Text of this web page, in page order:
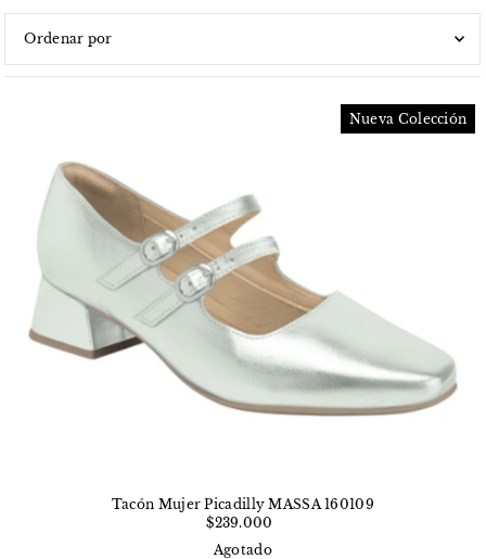
Características
Alfabéticamente, A-Z
Alfabéticamente, Z-A
Precio, menor a mayor
Precio, mayor a menor
Fecha: antiguo(a) a reciente
Fecha: reciente a antiguo(a)
Nueva Colección
Tacón Mujer Picadilly MASSA 160109
$239.000
Agotado